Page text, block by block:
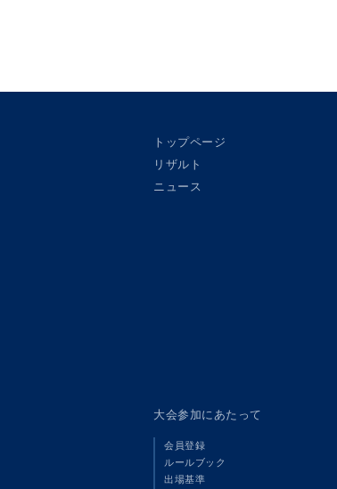
トップページ
リザルト
ニュース
大会参加にあたって
会員登録
ルールブック
出場基準